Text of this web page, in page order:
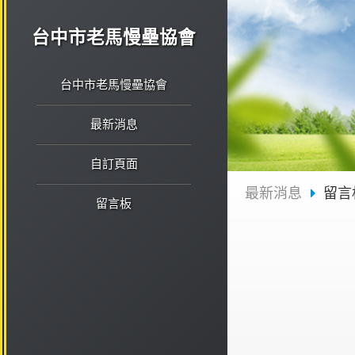
台中市老馬慢壘協會
台中市老馬慢壘協會
最新消息
自訂頁面
留言板
最新消息 留言